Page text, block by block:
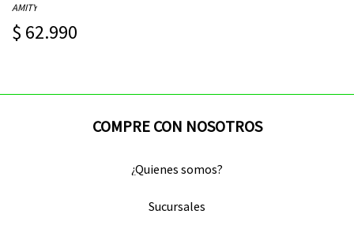
AMITY
$ 62.990
COMPRE CON NOSOTROS
¿Quienes somos?
Sucursales